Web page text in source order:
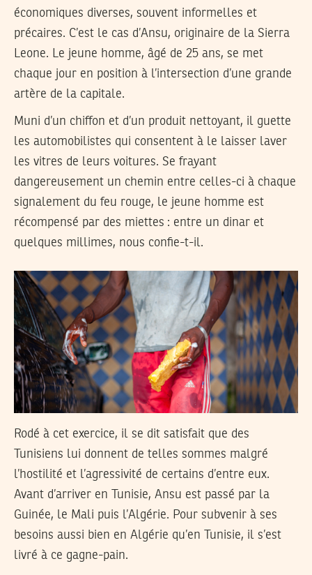
économiques diverses, souvent informelles et
précaires. C’est le cas d’Ansu, originaire de la Sierra
Leone. Le jeune homme, âgé de 25 ans, se met
chaque jour en position à l’intersection d’une grande
artère de la capitale.
Muni d’un chiffon et d’un produit nettoyant, il guette
les automobilistes qui consentent à le laisser laver
les vitres de leurs voitures. Se frayant
dangereusement un chemin entre celles-ci à chaque
signalement du feu rouge, le jeune homme est
récompensé par des miettes : entre un dinar et
quelques millimes, nous confie-t-il.
Rodé à cet exercice, il se dit satisfait que des
Tunisiens lui donnent de telles sommes malgré
l’hostilité et l’agressivité de certains d’entre eux.
Avant d’arriver en Tunisie, Ansu est passé par la
Guinée, le Mali puis l’Algérie. Pour subvenir à ses
besoins aussi bien en Algérie qu’en Tunisie, il s’est
livré à ce gagne-pain.